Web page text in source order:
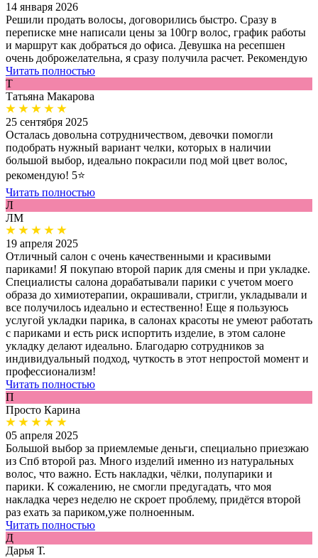
14 января 2026
Решили продать волосы, договорились быстро. Сразу в
переписке мне написали цены за 100гр волос, график работы
и маршрут как добраться до офиса. Девушка на ресепшен
очень доброжелательна, я сразу получила расчет. Рекомендую
Читать полностью
Т
Татьяна Макарова
25 сентября 2025
Осталась довольна сотрудничеством, девочки помогли
подобрать нужный вариант челки, которых в наличии
большой выбор, идеально покрасили под мой цвет волос,
рекомендую! 5⭐️
Читать полностью
Л
ЛМ
19 апреля 2025
Отличный салон с очень качественными и красивыми
париками! Я покупаю второй парик для смены и при укладке.
Специалисты салона дорабатывали парики с учетом моего
образа до химиотерапии, окрашивали, стригли, укладывали и
все получилось идеально и естественно! Еще я пользуюсь
услугой укладки парика, в салонах красоты не умеют работать
с париками и есть риск испортить изделие, в этом салоне
укладку делают идеально. Благодарю сотрудников за
индивидуальный подход, чуткость в этот непростой момент и
профессионализм!
Читать полностью
П
Просто Карина
05 апреля 2025
Большой выбор за приемлемые деньги, специально приезжаю
из Спб второй раз. Много изделий именно из натуральных
волос, что важно. Есть накладки, чёлки, полупарики и
парики. К сожалению, не смогли предугадать, что моя
накладка через неделю не скроет проблему, придётся второй
раз ехать за париком,уже полноенным.
Читать полностью
Д
Дарья Т.